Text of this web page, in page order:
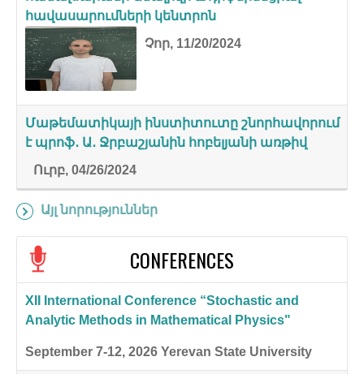
հավասարումների կենտրոն
Չոր, 11/20/2024
Մաթեմատիկայի ինստիտուտը շնորհավորում
է պրոֆ․ Ա․ Ջրբաշյանին հոբելյանի առթիվ
Ուրբ, 04/26/2024
Այլ նորություններ
CONFERENCES
XII International Conference “Stochastic and
Analytic Methods in Mathematical Physics"
September 7-12, 2026 Yerevan State University